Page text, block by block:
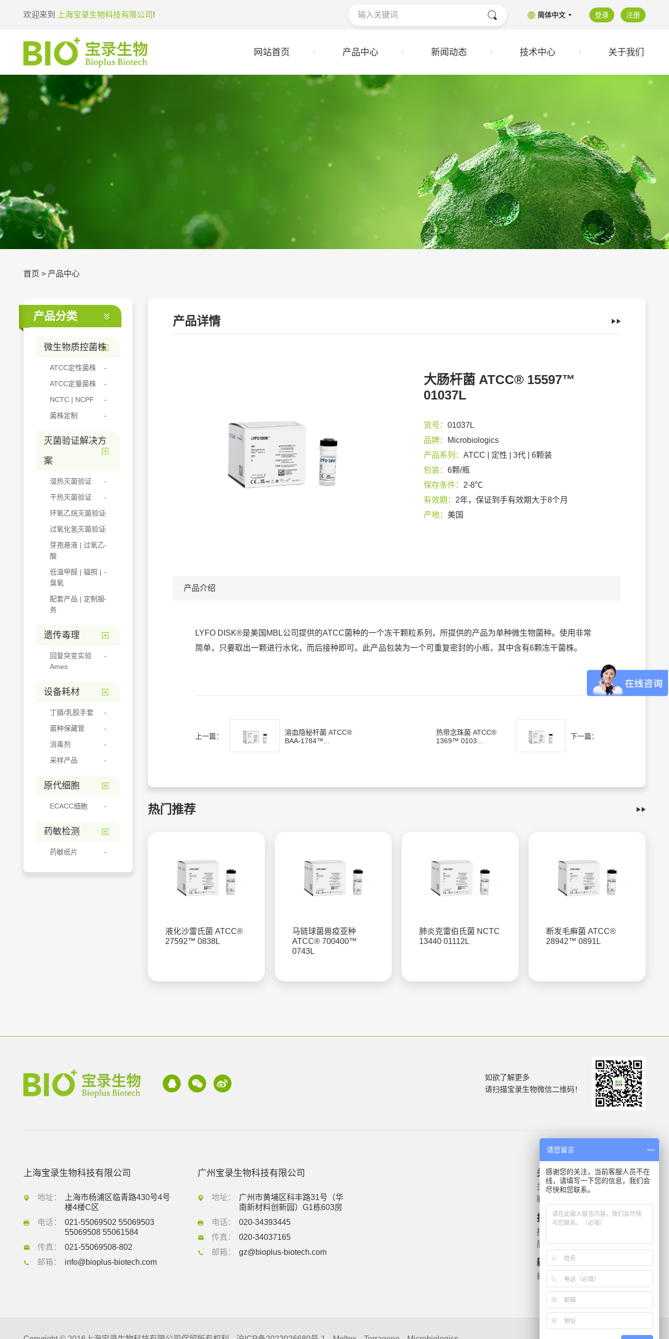
欢迎来到 上海宝录生物科技有限公司 ! 简体中文 登录 注册
网站首页 产品中心 新闻动态 技术中心 关于我们
首页 > 产品中心
产品分类
微生物质控菌株
ATCC定性菌株
ATCC定量菌株
NCTC | NCPF
菌株定制
灭菌验证解决方
案
湿热灭菌验证
干热灭菌验证
环氧乙烷灭菌验证
过氧化氢灭菌验证
芽孢悬液 | 过氧乙
酸
低温甲醛 | 辐照 |
臭氧
配套产品 | 定制服
务
遗传毒理
回复突变实验
Ames
设备耗材
丁腈/乳胶手套
菌种保藏管
消毒剂
采样产品
原代细胞
ECACC细胞
药敏检测
药敏纸片
产品详情
大肠杆菌 ATCC® 15597™
01037L
货号： 01037L
品牌：
Microbiologics
产品系列： ATCC | 定性 | 3代 | 6颗装
包装： 6颗/瓶
保存条件： 2-8℃
有效期： 2年，保证到手有效期大于8个月
产地： 美国
产品介绍
LYFO DISK®是美国MBL公司提供的ATCC菌种的一个冻干颗粒系列，所提供的产品为单种微生物菌种。使用非常
简单，只要取出一颗进行水化，而后接种即可。此产品包装为一个可重复密封的小瓶，其中含有6颗冻干菌株。
上一篇：
溶血隐秘杆菌 ATCC®
BAA-1784™...
热带念珠菌 ATCC®
1369™ 0103...
下一篇：
热门推荐
液化沙雷氏菌 ATCC®
27592™ 0838L
马链球菌兽疫亚种
ATCC® 700400™
0743L
肺炎克雷伯氏菌 NCTC
13440 01112L
断发毛癣菌 ATCC®
28942™ 0891L
如欲了解更多
请扫描宝录生物微信二维码！
上海宝录生物科技有限公司
地址：
上海市杨浦区临青路430号4号
楼4楼C区
电话：
021-55069502 55069503
55069508 55061584
传真：
021-55069508-802
邮箱：
info@bioplus-biotech.com
广州宝录生物科技有限公司
地址：
广州市黄埔区科丰路31号（华
南新材料创新园）G1栋603房
电话：
020-34393445
传真：
020-34037165
邮箱：
gz@bioplus-biotech.com
关于我们
关于我们
联系我们
技术支持
技术文档
质检报告
新闻资讯
新闻动态
产品信息
微生物质控菌株
遗传毒理
药敏检测
请您留言
感谢您的关注，当前客服人员不在
线，请填写一下您的信息，我们会
尽快和您联系。